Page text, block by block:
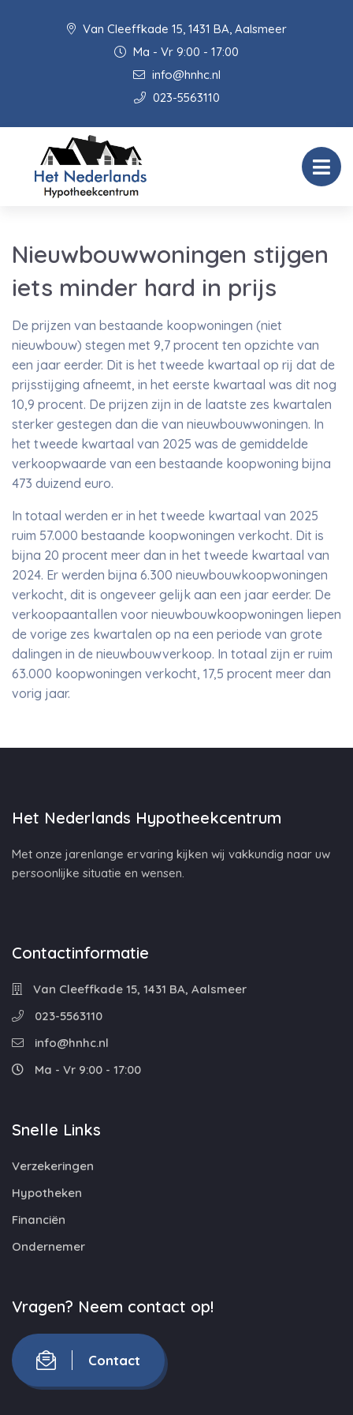
Van Cleeffkade 15, 1431 BA, Aalsmeer
Ma - Vr 9:00 - 17:00
info@hnhc.nl
023-5563110
Nieuwbouwwoningen stijgen
iets minder hard in prijs
De prijzen van bestaande koopwoningen (niet
nieuwbouw) stegen met 9,7 procent ten opzichte van
een jaar eerder. Dit is het tweede kwartaal op rij dat de
prijsstijging afneemt, in het eerste kwartaal was dit nog
10,9 procent. De prijzen zijn in de laatste zes kwartalen
sterker gestegen dan die van nieuwbouwwoningen. In
het tweede kwartaal van 2025 was de gemiddelde
verkoopwaarde van een bestaande koopwoning bijna
473 duizend euro.
In totaal werden er in het tweede kwartaal van 2025
ruim 57.000 bestaande koopwoningen verkocht. Dit is
bijna 20 procent meer dan in het tweede kwartaal van
2024. Er werden bijna 6.300 nieuwbouwkoopwoningen
verkocht, dit is ongeveer gelijk aan een jaar eerder. De
verkoopaantallen voor nieuwbouwkoopwoningen liepen
de vorige zes kwartalen op na een periode van grote
dalingen in de nieuwbouwverkoop. In totaal zijn er ruim
63.000 koopwoningen verkocht, 17,5 procent meer dan
vorig jaar.
Het Nederlands Hypotheekcentrum
Met onze jarenlange ervaring kijken wij vakkundig naar uw
persoonlijke situatie en wensen.
Contactinformatie
Van Cleeffkade 15, 1431 BA, Aalsmeer
023-5563110
info@hnhc.nl
Ma - Vr 9:00 - 17:00
Snelle Links
Verzekeringen
Hypotheken
Financiën
Ondernemer
Vragen? Neem contact op!
Contact